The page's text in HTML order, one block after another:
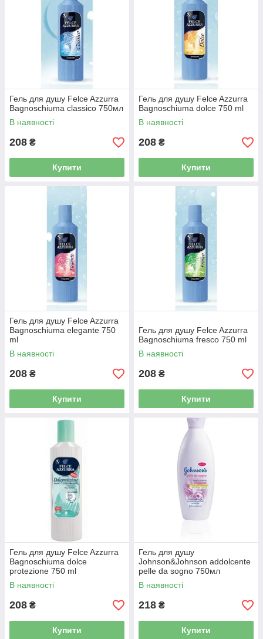
Гель для душу Felce Azzurra
Bagnoschiuma classico 750мл
В наявності
208 ₴
Купити
Гель для душу Felce Azzurra
Bagnoschiuma dolce 750 ml
В наявності
208 ₴
Купити
Гель для душу Felce Azzurra
Bagnoschiuma elegante 750
ml
В наявності
208 ₴
Купити
Гель для душу Felce Azzurra
Bagnoschiuma fresco 750 ml
В наявності
208 ₴
Купити
Гель для душу Felce Azzurra
Bagnoschiuma dolce
protezione 750 ml
В наявності
208 ₴
Купити
Гель для душу
Johnson&Johnson addolcente
pelle da sogno 750мл
В наявності
218 ₴
Купити